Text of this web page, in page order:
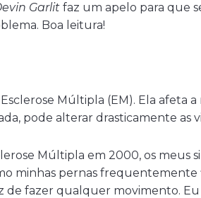
Garlitfaz um apelo para que
Boa leitura!
Múltipla (EM). Ela afeta a
pode alterar drasticamente as
Múltipla em 2000, os meus
minhas pernas frequentemente
de fazer qualquer movimento.